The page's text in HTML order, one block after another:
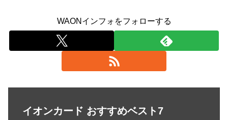
WAONインフォをフォローする
イオンカード おすすめベスト7